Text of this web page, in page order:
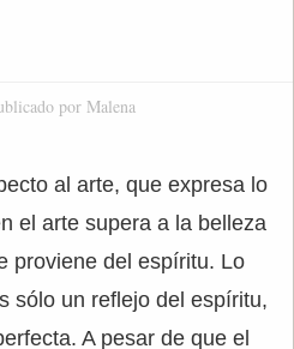
por Malena
al arte, que expresa lo
el arte supera a la belleza
proviene del espíritu. Lo
sólo un reflejo del espíritu,
A pesar de que el